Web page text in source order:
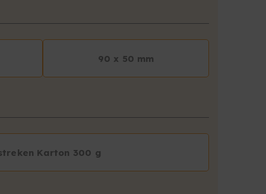
90 x 50 mm
Karton 300 g